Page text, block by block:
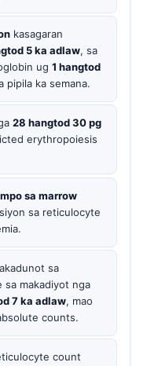
kasagaran
5 ka adlaw, sa
ug 1 hangtod
pipila ka semana.
28 hangtod 30 pg
erythropoiesis
sa marrow
sa reticulocyte
sa
makadiyot nga
7 ka adlaw, mao
counts.
count